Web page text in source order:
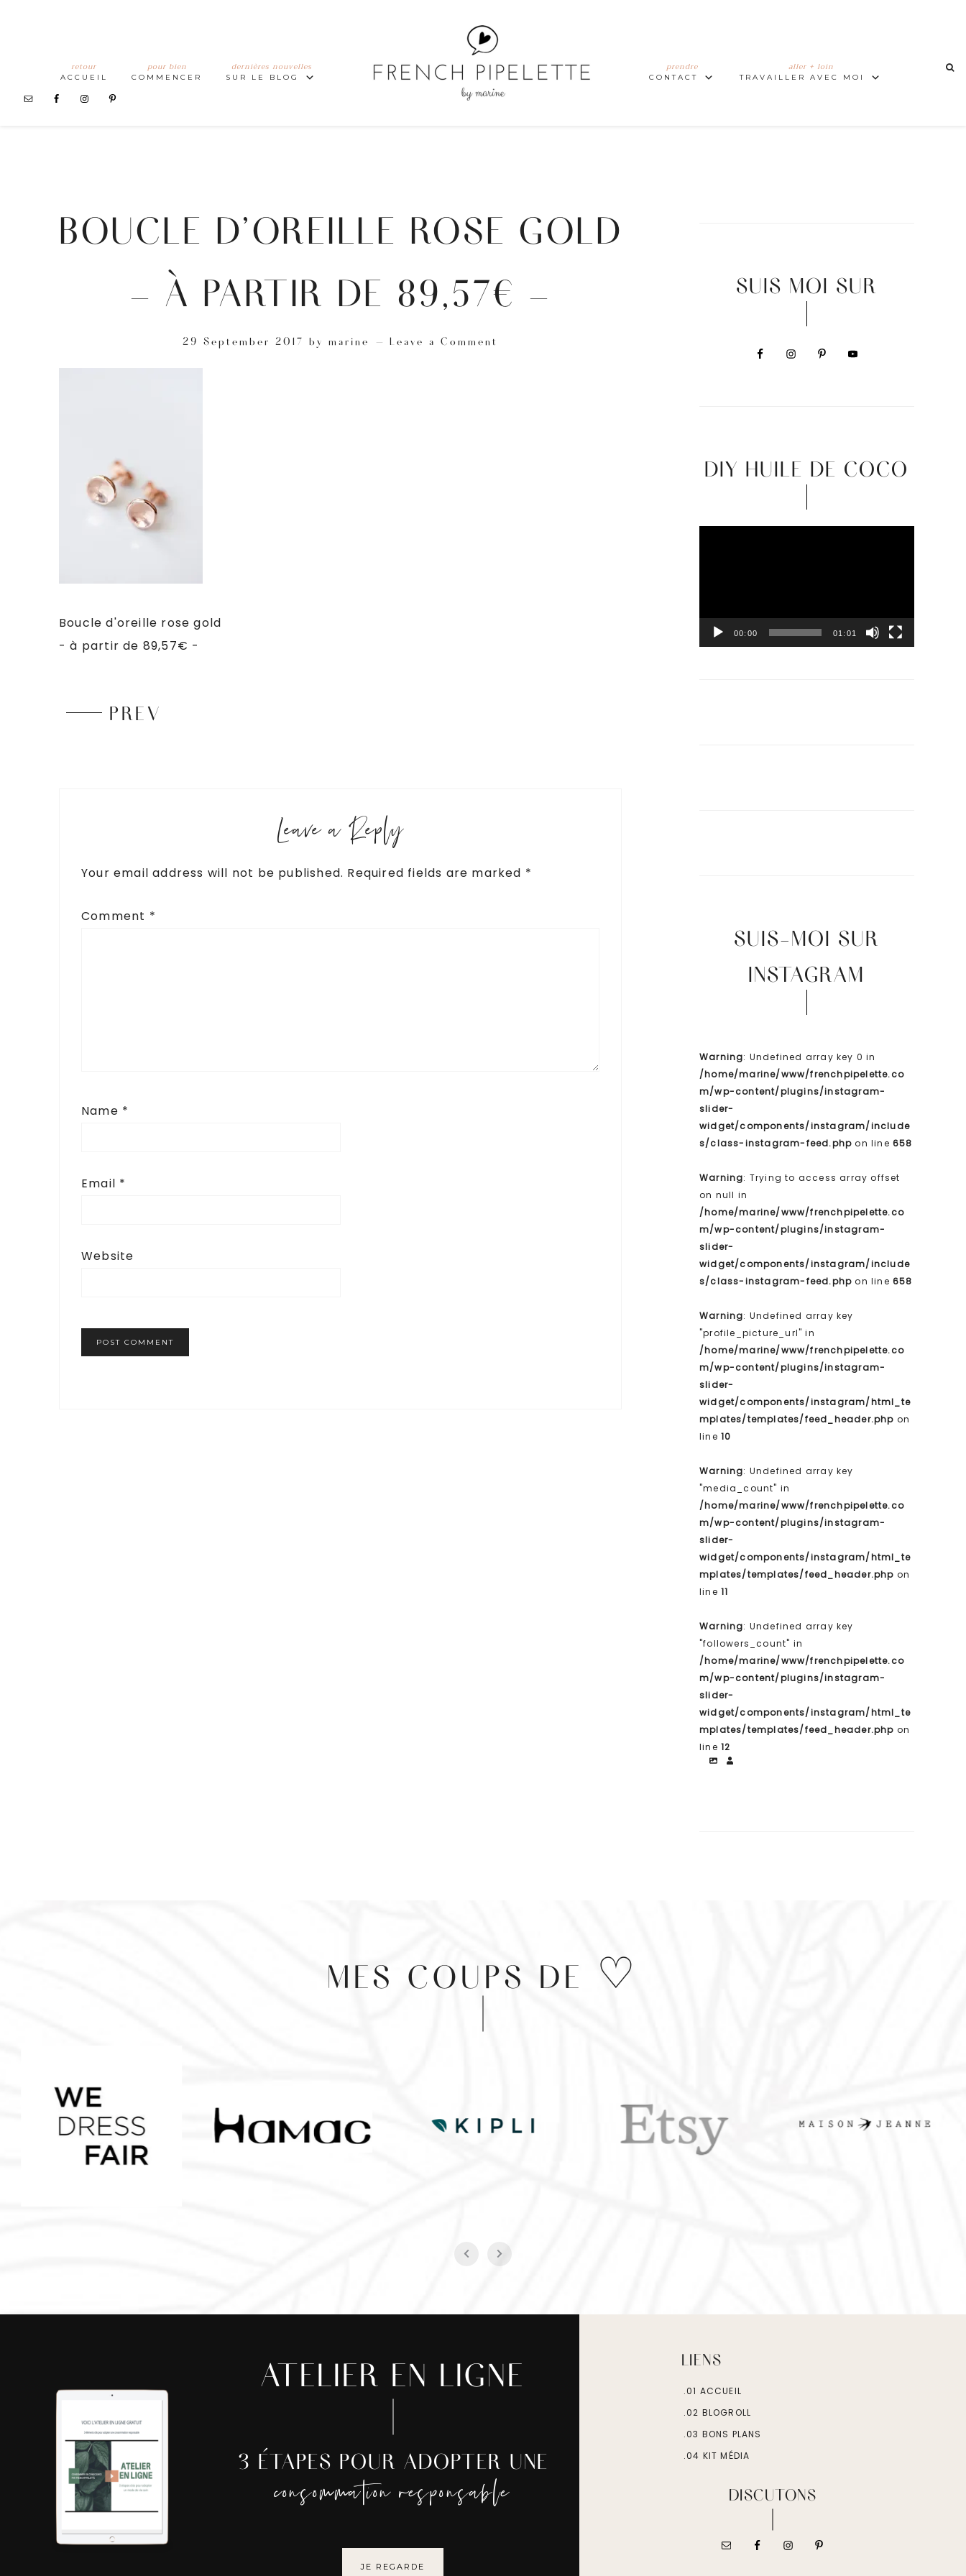
retour
ACCUEIL
pour bien
COMMENCER
dernières nouvelles
SUR LE BLOG
prendre
CONTACT
aller + loin
TRAVAILLER AVEC MOI
BOUCLE D’OREILLE ROSE GOLD
– À PARTIR DE 89,57€ –
29 September 2017 bymarine Leave a Comment
Boucle d'oreille rose gold
- à partir de 89,57€ -
PREV
Leave a Reply
Your email address will not be published. Required fields are marked *
Comment *
Name *
Email *
Website
SUIS MOI SUR
DIY HUILE DE COCO
00:00 01:01
SUIS-MOI SUR
INSTAGRAM
Warning: Undefined array key 0 in
/home/marine/www/frenchpipelette.co
m/wp-content/plugins/instagram-
slider-
widget/components/instagram/include
s/class-instagram-feed.php on line 658
Warning: Trying to access array offset
on null in
/home/marine/www/frenchpipelette.co
m/wp-content/plugins/instagram-
slider-
widget/components/instagram/include
s/class-instagram-feed.php on line 658
Warning: Undefined array key
"profile_picture_url" in
/home/marine/www/frenchpipelette.co
m/wp-content/plugins/instagram-
slider-
widget/components/instagram/html_te
mplates/templates/feed_header.php on
line 10
Warning: Undefined array key
"media_count" in
/home/marine/www/frenchpipelette.co
m/wp-content/plugins/instagram-
slider-
widget/components/instagram/html_te
mplates/templates/feed_header.php on
line 11
Warning: Undefined array key
"followers_count" in
/home/marine/www/frenchpipelette.co
m/wp-content/plugins/instagram-
slider-
widget/components/instagram/html_te
mplates/templates/feed_header.php on
line 12
MES COUPS DE ♡
ATELIER EN LIGNE
3 ÉTAPES POUR ADOPTER UNE
consommation responsable
JE REGARDE
LIENS
.01 ACCUEIL
.02 BLOGROLL
.03 BONS PLANS
.04 KIT MÉDIA
DISCUTONS